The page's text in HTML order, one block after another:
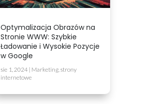
Optymalizacja Obrazów na
Stronie WWW: Szybkie
Ładowanie i Wysokie Pozycje
w Google
sie 1, 2024 | Marketing,strony
internetowe